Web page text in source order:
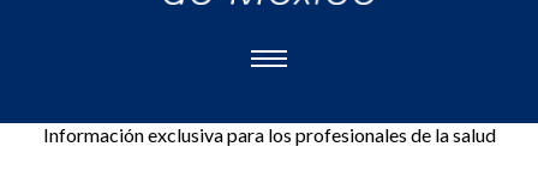
Información exclusiva para los profesionales de la salud